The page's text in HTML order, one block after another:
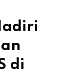
di